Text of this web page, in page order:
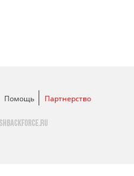
Помощь Партнерство